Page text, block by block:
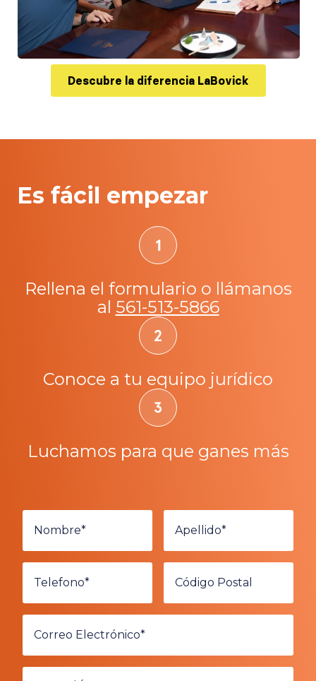
Descubre la diferencia LaBovick
Es fácil empezar
Rellena el formulario o llámanos
al 561-513-5866
Conoce a tu equipo jurídico
Luchamos para que ganes más